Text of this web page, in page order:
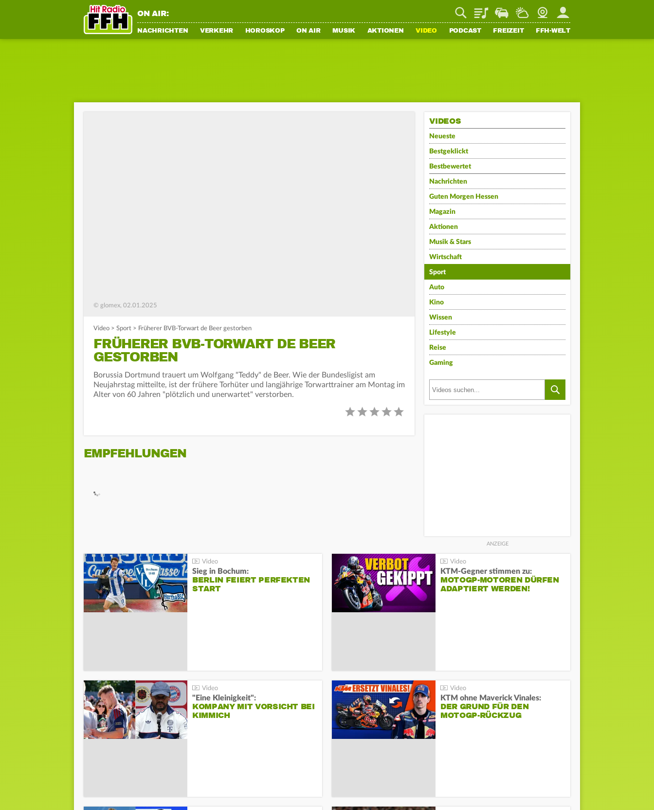
ON AIR: PlaylistStaupilotWetterWebcamMein FFH
NACHRICHTEN VERKEHR HOROSKOP ON AIR MUSIK AKTIONEN VIDEO PODCAST FREIZEIT FFH-WELT
© glomex, 02.01.2025
Video > Sport > Früherer BVB-Torwart de Beer gestorben
FRÜHERER BVB-TORWART DE BEER
GESTORBEN
Borussia Dortmund trauert um Wolfgang "Teddy" de Beer. Wie der Bundesligist am
Neujahrstag mitteilte, ist der frühere Torhüter und langjährige Torwarttrainer am Montag im
Alter von 60 Jahren "plötzlich und unerwartet" verstorben.
EMPFEHLUNGEN
VIDEOS
Neueste
Bestgeklickt
Bestbewertet
Nachrichten
Guten Morgen Hessen
Magazin
Aktionen
Musik & Stars
Wirtschaft
Sport
Auto
Kino
Wissen
Lifestyle
Reise
Gaming
Sieg in Bochum:
BERLIN FEIERT PERFEKTEN
START
KTM-Gegner stimmen zu:
MOTOGP-MOTOREN DÜRFEN
ADAPTIERT WERDEN!
"Eine Kleinigkeit":
KOMPANY MIT VORSICHT BEI
KIMMICH
KTM ohne Maverick Vinales:
DER GRUND FÜR DEN
MOTOGP-RÜCKZUG